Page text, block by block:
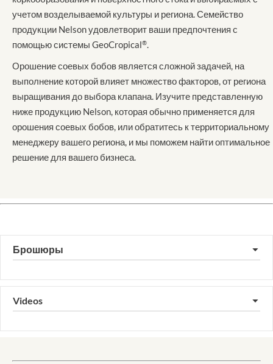
учетом возделываемой культуры и региона. Семейство
продукции Nelson удовлетворит ваши предпочтения с
помощью системы GeoCropical®.
Орошение соевых бобов является сложной задачей, на
выполнение которой влияет множество факторов, от региона
выращивания до выбора клапана. Изучите представленную
ниже продукцию Nelson, которая обычно применяется для
орошения соевых бобов, или обратитесь к территориальному
менеджеру вашего региона, и мы поможем найти оптимальное
решение для вашего бизнеса.
Брошюры ▼
Videos ▼